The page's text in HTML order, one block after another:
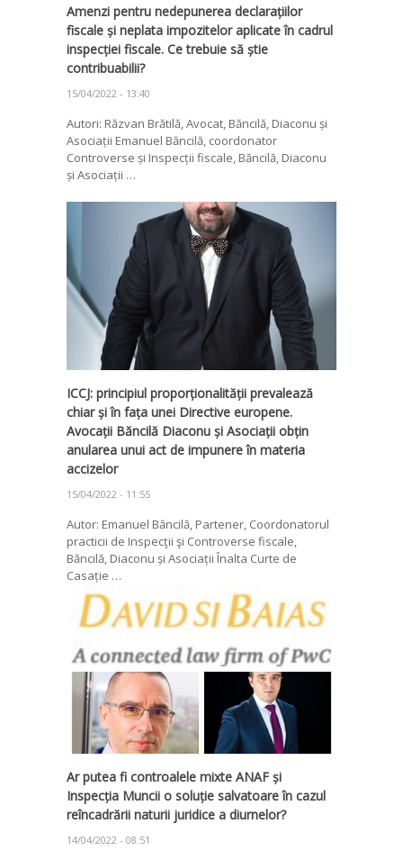
Amenzi pentru nedepunerea declarațiilor
fiscale și neplata impozitelor aplicate în cadrul
inspecției fiscale. Ce trebuie să știe
contribuabilii?
15/04/2022 - 13:40
Autori: Răzvan Brătilă, Avocat, Băncilă, Diaconu și
Asociații Emanuel Băncilă, coordonator
Controverse și Inspecții fiscale, Băncilă, Diaconu
și Asociații …
ICCJ: principiul proporționalității prevalează
chiar și în fața unei Directive europene.
Avocații Băncilă Diaconu și Asociații obțin
anularea unui act de impunere în materia
accizelor
15/04/2022 - 11:55
Autor: Emanuel Băncilă, Partener, Coordonatorul
practicii de Inspecţii şi Controverse fiscale,
Băncilă, Diaconu și Asociații Înalta Curte de
Casație …
Ar putea fi controalele mixte ANAF și
Inspecția Muncii o soluție salvatoare în cazul
reîncadrării naturii juridice a diurnelor?
14/04/2022 - 08:51